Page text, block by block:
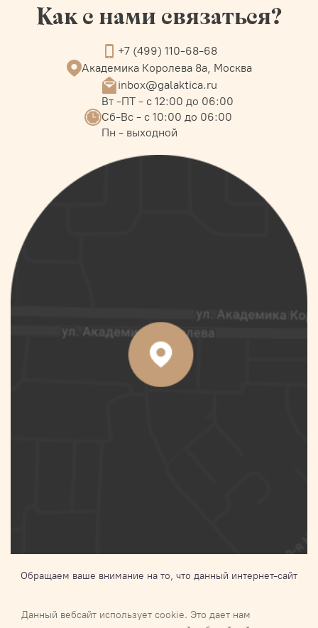
Данный вебсайт использует cookie. Это дает нам
Как с нами связаться?
+7 (499) 110-68-68
Академика Королева 8а, Москва
inbox@galaktica.ru
Вт -ПТ - с 12:00 до 06:00
Сб-Вс - с 10:00 до 06:00
Пн - выходной
Обращаем ваше внимание на то, что данный интернет-сайт
определяемой положениями Статьи 437 п.2 Гражданского